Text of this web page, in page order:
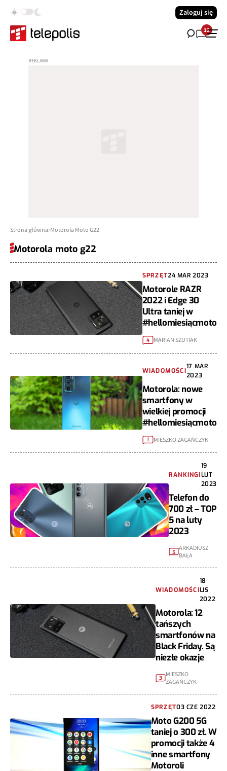
Zaloguj się
12
Strona główna Motorola Moto G22
Motorola moto g22
SPRZĘT24 MAR 2023
Motorole RAZR
2022 i Edge 30
Ultra taniej w
#hellomiesiącmoto
4 MARIAN SZUTIAK
WIADOMOŚCI
17 MAR
2023
Motorola: nowe
smartfony w
wielkiej promocji
#hellomiesiącmoto
1 MIESZKO ZAGAŃCZYK
RANKINGI
19
LUT
2023
Telefon do
700 zł – TOP
5 na luty
2023
5 ARKADIUSZ
BAŁA
WIADOMOŚCI
18
LIS
2022
Motorola: 12
tańszych
smartfonów na
Black Friday. Są
niezłe okazje
3
MIESZKO
ZAGAŃCZYK
SPRZĘT03 CZE 2022
Moto G200 5G
taniej o 300 zł. W
promocji także 4
inne smartfony
Motoroli